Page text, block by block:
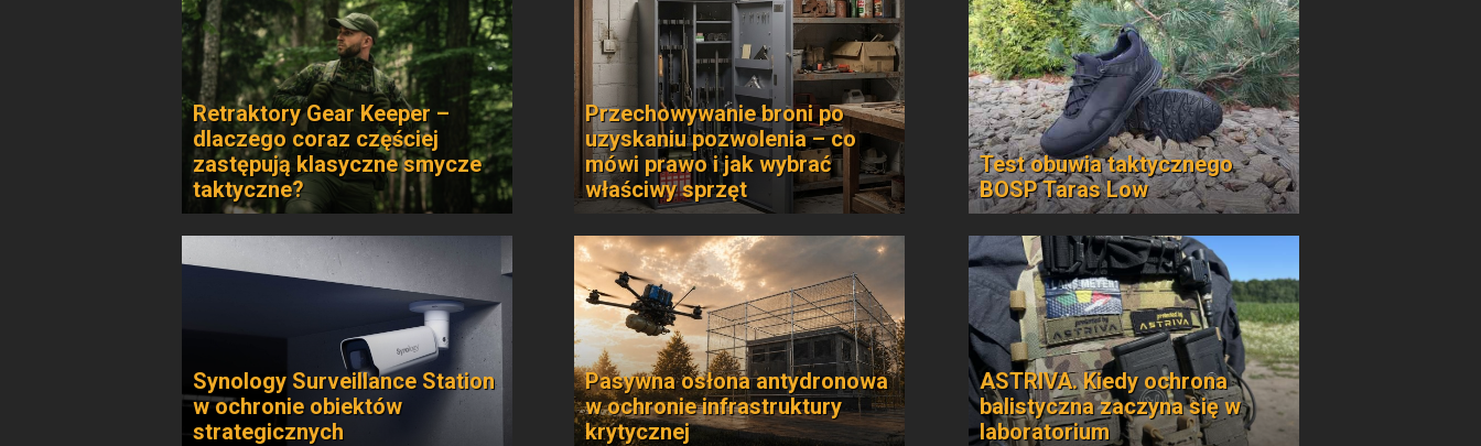
Retraktory Gear Keeper –
dlaczego coraz częściej
zastępują klasyczne smycze
taktyczne?
Przechowywanie broni po
uzyskaniu pozwolenia – co
mówi prawo i jak wybrać
właściwy sprzęt
Test obuwia taktycznego
BOSP Taras Low
Synology Surveillance Station
w ochronie obiektów
strategicznych
Pasywna osłona antydronowa
w ochronie infrastruktury
krytycznej
ASTRIVA. Kiedy ochrona
balistyczna zaczyna się w
laboratorium